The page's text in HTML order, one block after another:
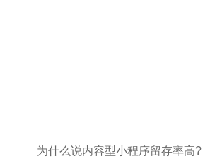
为什么说内容型小程序留存率高?